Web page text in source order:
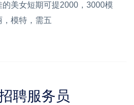
的美女短期可提2000，3000模
模特，需五
聘服务员